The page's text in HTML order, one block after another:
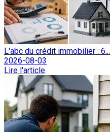
L'abc du crédit immobilier : 6...
2026-08-03
Lire l'article